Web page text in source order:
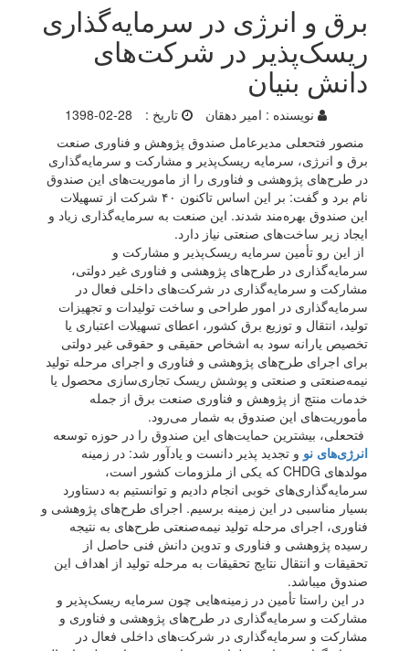
برق و انرژی در سرمایه‌گذاری
ریسک‌پذیر در شرکت‌های
دانش بنیان
نویسنده : امیر دهقان تاریخ :
1398-02-28
منصور فتحعلی مدیرعامل صندوق پژوهش و فناوری صنعت
برق و انرژی، سرمایه ریسک‌پذیر و مشارکت و سرمایه‌گذاری
در طرح‌های پژوهشی و فناوری را از ماموریت‌های این صندوق
نام برد و گفت: بر این اساس تاکنون ۴۰ شرکت از تسهیلات
این صندوق بهره‌مند شدند. این صنعت به سرمایه‌گذاری زیاد و
ایجاد زیر ساخت‌های صنعتی نیاز دارد.
از این رو تأمین سرمایه ریسک‌پذیر و مشارکت و
سرمایه‌گذاری در طرح‌های پژوهشی و فناوری غیر دولتی،
مشارکت و سرمایه‌گذاری در شرکت‌های داخلی فعال در
سرمایه‌گذاری در امور طراحی و ساخت تولیدات و تجهیزات
تولید، انتقال و توزیع برق کشور، اعطای تسهیلات اعتباری یا
تخصیص یارانه سود به اشخاص حقیقی و حقوقی غیر دولتی
برای اجرای طرح‌های پژوهشی و فناوری و اجرای مرحله تولید
نیمه‌صنعتی و صنعتی و پوشش ریسک تجاری‌سازی محصول یا
خدمات منتج از پژوهش و فناوری صنعت برق از جمله
مأموریت‌های این صندوق به شمار می‌رود.
فتحعلی، بیشترین حمایت‌های این صندوق را در حوزه توسعه
انرژی‌های نو و تجدید پذیر دانست و یادآور شد: در زمینه
مولدهای CHDG که یکی از ملزومات کشور است،
سرمایه‌گذاری‌های خوبی انجام دادیم و توانستیم به دستاورد
بسیار مناسبی در این زمینه برسیم. اجرای طرح‌های پژوهشی و
فناوری، اجرای مرحله تولید نیمه‌صنعتی طرح‌های به نتیجه
رسیده پژوهشی و فناوری و تدوین دانش فنی حاصل از
تحقیقات و انتقال نتایج تحقیقات به مرحله تولید از اهداف این
صندوق میباشد.
در این راستا تأمین در زمینه‌هایی چون سرمایه ریسک‌پذیر و
مشارکت و سرمایه‌گذاری در طرح‌های پژوهشی و فناوری و
مشارکت و سرمایه‌گذاری در شرکت‌های داخلی فعال در